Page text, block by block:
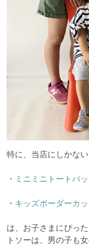
特に、当店にしかな
・ ミニミニトートバ
・ キッズボーダーカ
は、お子さまにぴっ
トソーは、男の子も